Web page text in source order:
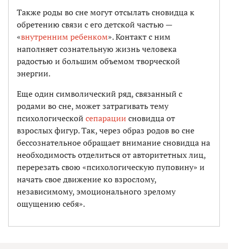
Также роды во сне могут отсылать сновидца к
обретению связи с его детской частью —
«внутренним ребенком». Контакт с ним
наполняет сознательную жизнь человека
радостью и большим объемом творческой
энергии.
Еще один символический ряд, связанный с
родами во сне, может затрагивать тему
психологической сепарации сновидца от
взрослых фигур. Так, через образ родов во сне
бессознательное обращает внимание сновидца на
необходимость отделиться от авторитетных лиц,
перерезать свою «психологическую пуповину» и
начать свое движение ко взрослому,
независимому, эмоционального зрелому
ощущению себя».